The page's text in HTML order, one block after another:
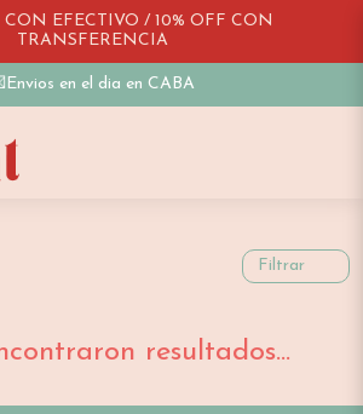
CON EFECTIVO / 10% OFF CON
TRANSFERENCIA
en el dia en CABA
Filtrar
resultados...